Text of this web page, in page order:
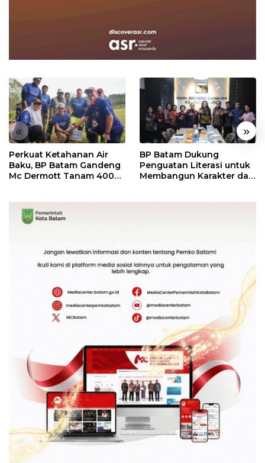
« »
Perkuat Ketahanan Air
Baku, BP Batam Gandeng
Mc Dermott Tanam 400
BP Batam Dukung
Penguatan Literasi untuk
Membangun Karakter dan